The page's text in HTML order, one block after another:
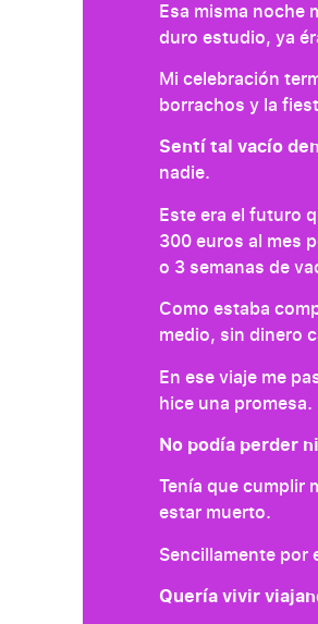
Esa misma noche
duro estudio, ya
Mi celebración
borrachos y la
Sentí tal vacío
nadie.
Este era el futuro
300 euros al mes
o 3 semanas de
Como estaba
medio, sin dinero
En ese viaje me
hice una promesa.
No podía perder
Tenía que cumplir
estar muerto.
Sencillamente por
Quería vivir